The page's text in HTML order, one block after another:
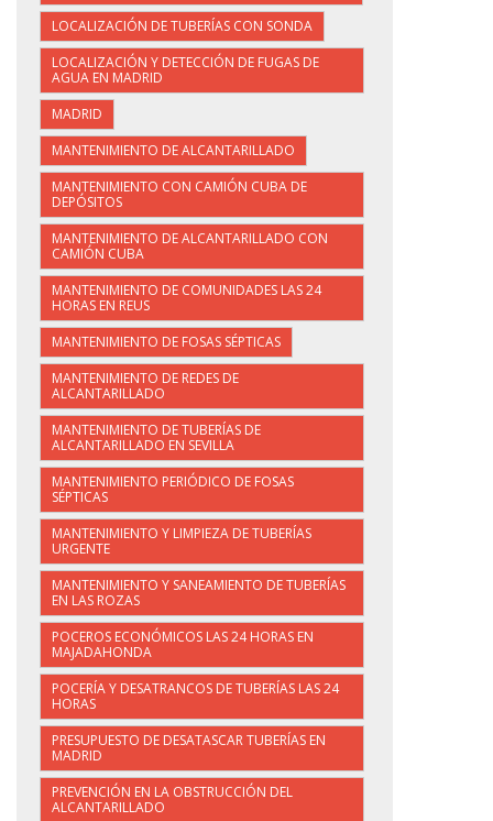
LOCALIZACIÓN DE TUBERÍAS CON SONDA
LOCALIZACIÓN Y DETECCIÓN DE FUGAS DE
AGUA EN MADRID
MADRID
MANTENIMIENTO DE ALCANTARILLADO
MANTENIMIENTO CON CAMIÓN CUBA DE
DEPÓSITOS
MANTENIMIENTO DE ALCANTARILLADO CON
CAMIÓN CUBA
MANTENIMIENTO DE COMUNIDADES LAS 24
HORAS EN REUS
MANTENIMIENTO DE FOSAS SÉPTICAS
MANTENIMIENTO DE REDES DE
ALCANTARILLADO
MANTENIMIENTO DE TUBERÍAS DE
ALCANTARILLADO EN SEVILLA
MANTENIMIENTO PERIÓDICO DE FOSAS
SÉPTICAS
MANTENIMIENTO Y LIMPIEZA DE TUBERÍAS
URGENTE
MANTENIMIENTO Y SANEAMIENTO DE TUBERÍAS
EN LAS ROZAS
POCEROS ECONÓMICOS LAS 24 HORAS EN
MAJADAHONDA
POCERÍA Y DESATRANCOS DE TUBERÍAS LAS 24
HORAS
PRESUPUESTO DE DESATASCAR TUBERÍAS EN
MADRID
PREVENCIÓN EN LA OBSTRUCCIÓN DEL
ALCANTARILLADO